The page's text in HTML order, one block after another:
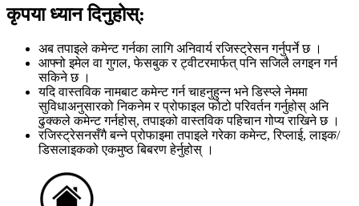
कृपया ध्यान दिनुहोस्:
अब तपाइले कमेन्ट गर्नका लागि अनिवार्य रजिस्ट्रेसन गर्नुपर्ने छ ।
आफ्नो इमेल वा गुगल, फेसबुक र ट्वीटरमार्फत् पनि सजिलै लगइन गर्न
सकिने छ ।
यदि वास्तविक नामबाट कमेन्ट गर्न चाहनुहुन्न भने डिस्प्ले नेममा
सुविधाअनुसारको निकनेम र प्रोफाइल फोटो परिवर्तन गर्नुहोस् अनि
ढुक्कले कमेन्ट गर्नहोस्, तपाइको वास्तविक पहिचान गोप्य राखिने छ ।
रजिस्ट्रेसनसँगै बन्ने प्रोफाइमा तपाइले गरेका कमेन्ट, रिप्लाई, लाइक/
डिसलाइकको एकमुष्ठ बिबरण हेर्नुहोस् ।